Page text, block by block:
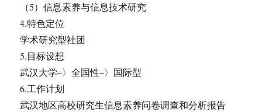
（5）信息素养与信息技术研究
4.特色定位
学术研究型社团
5.目标设想
武汉大学–〉全国性–〉国际型
6.工作计划
武汉地区高校研究生信息素养问卷调查和分析报告